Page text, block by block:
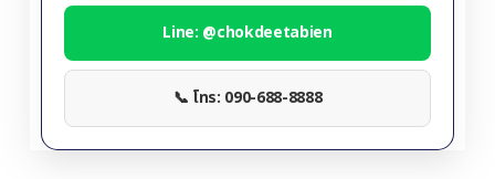
Line: @chokdeetabien
📞 โทร: 090-688-8888